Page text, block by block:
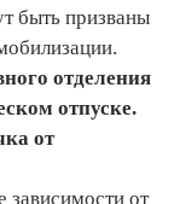
быть призваны
отделения
отпуске.
от
зависимости от